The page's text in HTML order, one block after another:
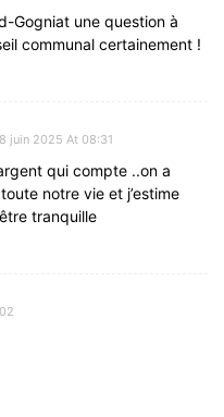
Gogniat une question à
communal certainement !
juin 2025 At 08:31
qui compte ..on a
notre vie et j’estime
tranquille